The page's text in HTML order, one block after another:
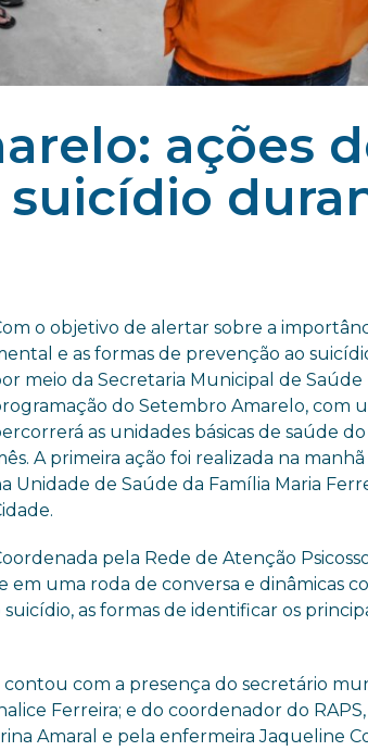
ações
o objetivo de alertar sobre a
e as formas de prevenção ao
meio da Secretaria Municipal de Saúde
do Setembro Amarelo, com
as unidades básicas de saúde
A primeira ação foi realizada na
Unidade de Saúde da Família Maria
pela Rede de Atenção
em uma roda de conversa e dinâmicas
as formas de identificar os
com a presença do secretário
Ferreira; e do coordenador do
Amaral e pela enfermeira Jaqueline